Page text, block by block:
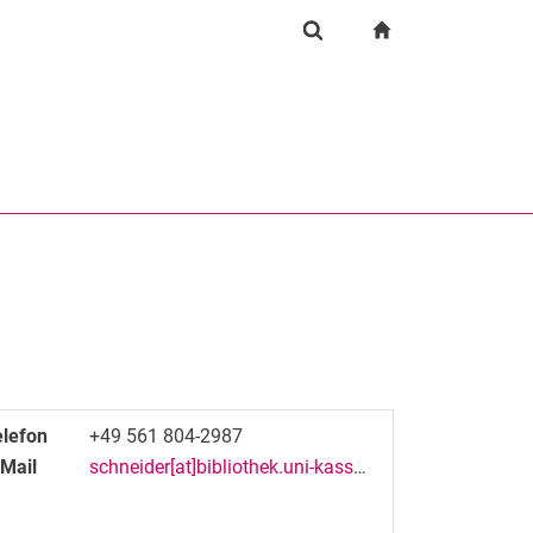
+49 561 804-2987
schneider[at]bibliothek.uni-kassel[dot]de